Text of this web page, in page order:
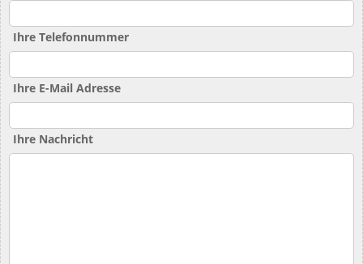
Ihre Telefonnummer
Ihre E-Mail Adresse
Ihre Nachricht